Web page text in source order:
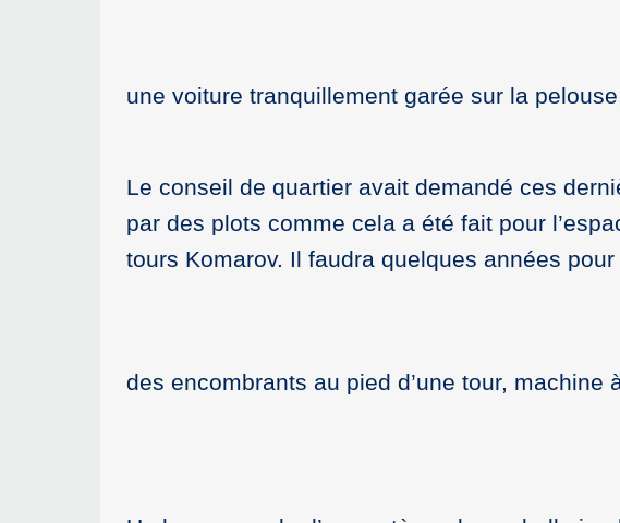
une voiture tranquillement garée sur la
Le conseil de quartier avait demandé ces
par des plots comme cela a été fait pour
tours Komarov. Il faudra quelques années
des encombrants au pied d’une tour,